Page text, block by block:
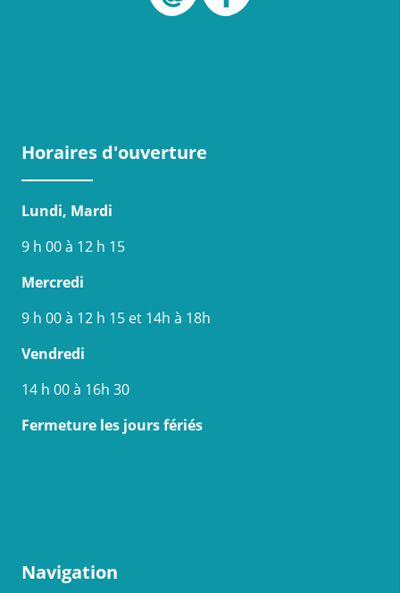
Horaires d'ouverture
Lundi, Mardi
9 h 00 à 12 h 15
Mercredi
9 h 00 à 12 h 15 et 14h à 18h
Vendredi
14 h 00 à 16h 30
Fermeture les jours fériés
Navigation